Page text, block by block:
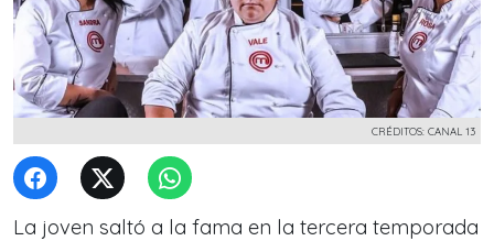
CRÉDITOS: CANAL 13
La joven saltó a la fama en la tercera temporada